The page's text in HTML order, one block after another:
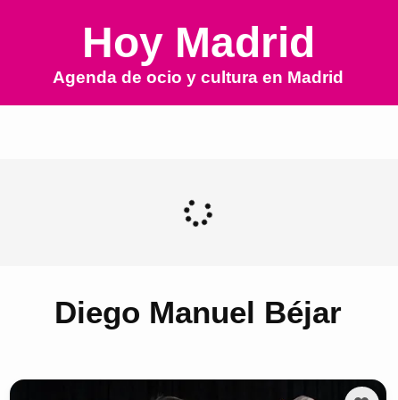
Hoy Madrid
Agenda de ocio y cultura en Madrid
Diego Manuel Béjar